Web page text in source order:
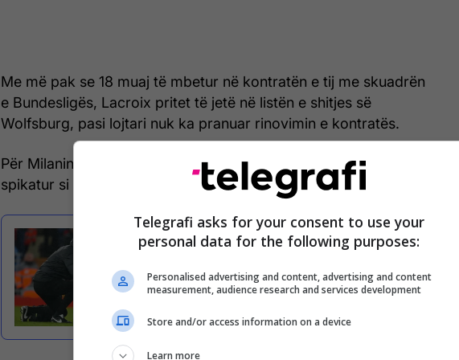
Me më pak se 18 muaj të mbetur në kontratën e tij me skuadrën
e Bundesligës, Lacroix pritet të jetë në listën e shitjes së
Wolfsburg, pasi lojtari nuk ka pranuar rinovimin e kontratës.
Për Milanin, forcimi i mbrojtjes është prioritet dhe Lacroix është
spikatur si një nga opsionet më tërheqëse.
zëvendësuesin e Matipit në
Telegrafi asks for your consent to use your
personal data for the following purposes:
Personalised advertising and content, advertising and content
measurement, audience research and services development
Store and/or access information on a device
Learn more